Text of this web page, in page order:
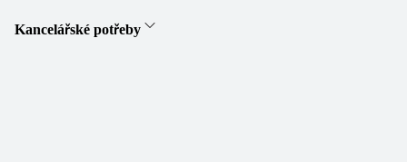
Kancelářské potřeby